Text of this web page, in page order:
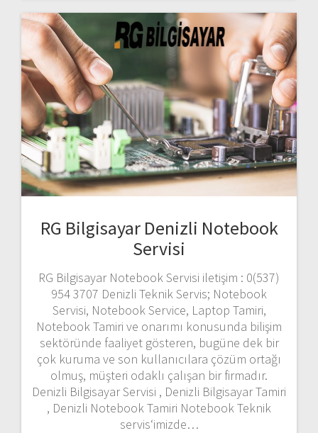
RG Bilgisayar Denizli Notebook
Servisi
RG Bilgisayar Notebook Servisi iletişim : 0(537)
954 3707 Denizli Teknik Servis; Notebook
Servisi, Notebook Service, Laptop Tamiri,
Notebook Tamiri ve onarımı konusunda bilişim
sektöründe faaliyet gösteren, bugüne dek bir
çok kuruma ve son kullanıcılara çözüm ortağı
olmuş, müşteri odaklı çalışan bir firmadır.
Denizli Bilgisayar Servisi , Denizli Bilgisayar Tamiri
, Denizli Notebook Tamiri Notebook Teknik
servis‘imizde…